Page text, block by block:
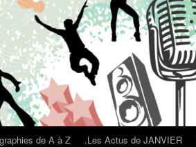
de A à Z .Les Actus de JANVIER